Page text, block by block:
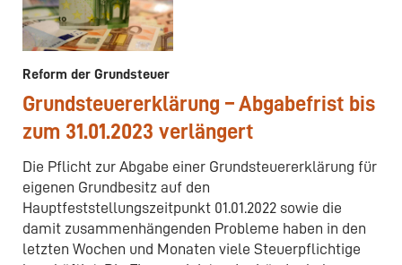
Reform der Grundsteuer
Grundsteuererklärung – Abgabefrist bis
zum 31.01.2023 verlängert
Die Pflicht zur Abgabe einer Grundsteuererklärung für
eigenen Grundbesitz auf den
Hauptfeststellungszeitpunkt 01.01.2022 sowie die
damit zusammenhängenden Probleme haben in den
letzten Wochen und Monaten viele Steuerpflichtige